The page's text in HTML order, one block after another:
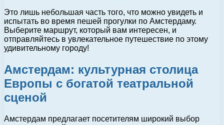
Это лишь небольшая часть того, что можно увидеть и
испытать во время пешей прогулки по Амстердаму.
Выберите маршрут, который вам интересен, и
отправляйтесь в увлекательное путешествие по этому
удивительному городу!
Амстердам: культурная столица
Европы с богатой театральной
сценой
Амстердам предлагает посетителям широкий выбор